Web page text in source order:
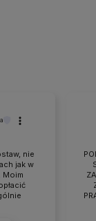
nie
jak w